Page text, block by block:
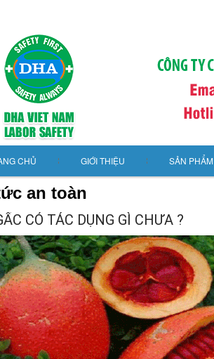
CHỦ GIỚI THIỆU SẢN PHẨM
an toàn
CÓ TÁC DỤNG GÌ CHƯA ?